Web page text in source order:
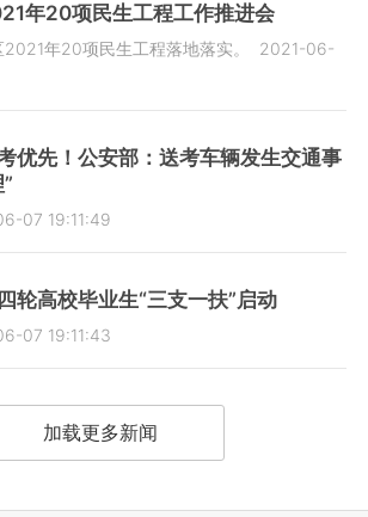
年20项民生工程工作推进会
年20项民生工程落地落实。
2021-06-
优先！公安部：送考车辆发生交通事
07 19:11:49
轮高校毕业生“三支一扶”启动
07 19:11:43
加载更多新闻